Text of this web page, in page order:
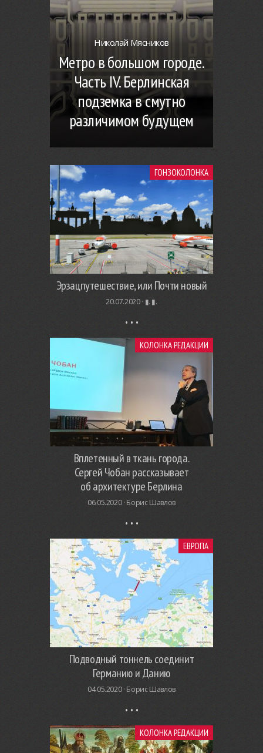
Николай Мясников
Метро в большом городе.
Часть IV. Берлинская
подземка в смутно
различимом будущем
ГОНЗОКОЛОНКА
Эрзацпутешествие, или Почти новый
20.07.2020 · ▮. ▮.
КОЛОНКА РЕДАКЦИИ
Вплетенный в ткань города.
Сергей Чобан рассказывает
об архитектуре Берлина
06.05.2020 · Борис Шавлов
ЕВРОПА
Подводный тоннель соединит
Германию и Данию
04.05.2020 · Борис Шавлов
КОЛОНКА РЕДАКЦИИ